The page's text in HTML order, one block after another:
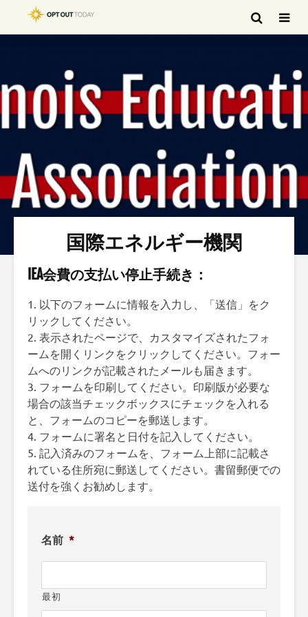
国際エネルギー機関
IEA会費の支払い停止手続き：
1. 以下のフォームに情報を入力し、「送信」をク
リックしてください。
2. 表示されたページで、カスタマイズされたフォ
ームを開くリンクをクリックしてください。フォー
ムへのリンクが記載されたメールも届きます。
3. フォームを印刷してください。印刷版が必要な
場合の該当チェックボックスにチェックを入れる
と、フォームのコピーを郵送します。
4. フォームに署名と日付を記入してください。
5. 記入済みのフォームを、フォーム上部に記載さ
れている住所宛に郵送してください。書留郵便での
送付を強くお勧めします。
名前 *
最初